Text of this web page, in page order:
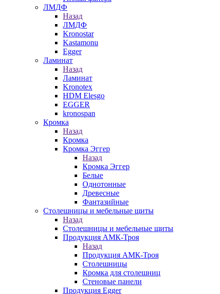
ЛМДФ
Назад
ЛМДФ
Kronostar
Kastamonu
Egger
Ламинат
Назад
Ламинат
Kronotex
HDM Elesgo
EGGER
kronospan
Кромка
Назад
Кромка
Кромка Эггер
Назад
Кромка Эггер
Белые
Однотонные
Древесные
Фантазийные
Столешницы и мебельные щиты
Назад
Столешницы и мебельные щиты
Продукция АМК-Троя
Назад
Продукция АМК-Троя
Столешницы
Кромка для столешниц
Стеновые панели
Продукция Egger